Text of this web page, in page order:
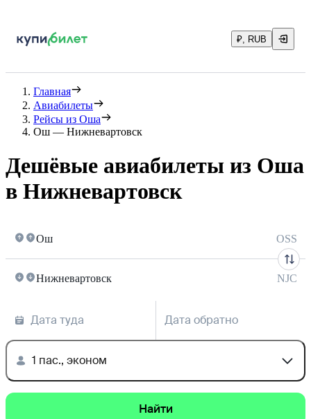
₽, RUB
Главная
Авиабилеты
Рейсы из Оша
Ош — Нижневартовск
Дешёвые авиабилеты из Оша
в Нижневартовск
Ош OSS
Нижневартовск NJC
Дата туда Дата обратно
1 пас., эконом
Найти